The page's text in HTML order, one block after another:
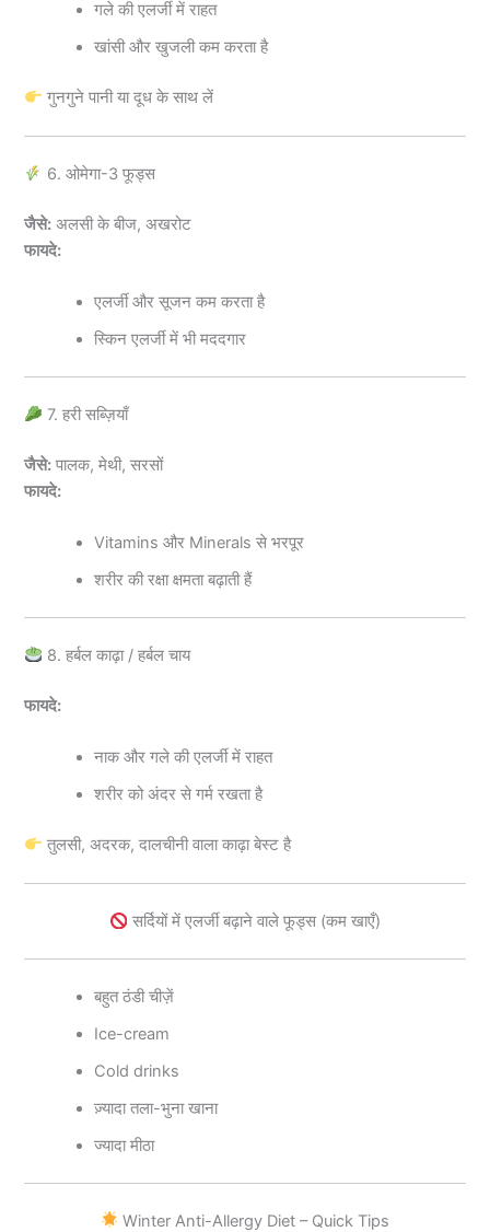
गले की एलर्जी में राहत
खांसी और खुजली कम करता है
गुनगुने पानी या दूध के साथ लें
6. ओमेगा-3 फूड्स
जैसे: अलसी के बीज, अखरोट
फायदे:
एलर्जी और सूजन कम करता है
स्किन एलर्जी में भी मददगार
7. हरी सब्ज़ियाँ
जैसे: पालक, मेथी, सरसों
फायदे:
Vitamins और Minerals से भरपूर
शरीर की रक्षा क्षमता बढ़ाती हैं
8. हर्बल काढ़ा / हर्बल चाय
फायदे:
नाक और गले की एलर्जी में राहत
शरीर को अंदर से गर्म रखता है
तुलसी, अदरक, दालचीनी वाला काढ़ा बेस्ट है
सर्दियों में एलर्जी बढ़ाने वाले फूड्स (कम खाएँ)
बहुत ठंडी चीज़ें
Ice-cream
Cold drinks
ज़्यादा तला-भुना खाना
ज्यादा मीठा
Winter Anti-Allergy Diet – Quick Tips